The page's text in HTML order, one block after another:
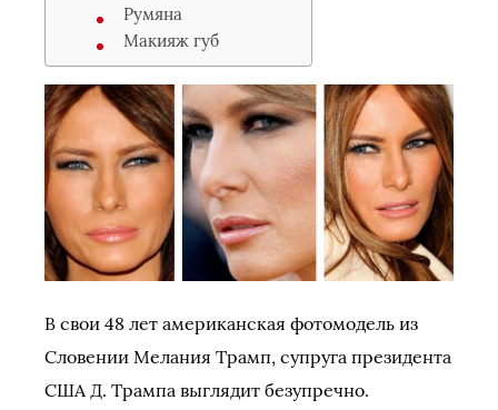
Румяна
Макияж губ
В свои 48 лет американская фотомодель из
Словении Мелания Трамп, супруга президента
США Д. Трампа выглядит безупречно.